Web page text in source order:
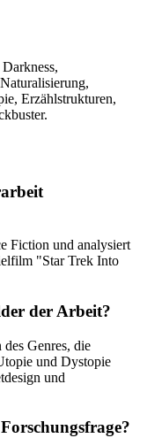
Erzählstrukturen,
Fiction und analysiert
"Star Trek Into
der Arbeit?
Genres, die
und Dystopie
und